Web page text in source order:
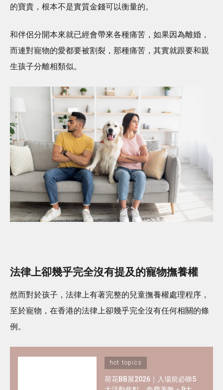
的寶貴，根本不是實質金錢可以衡量的。
和伴侶分開本來就已經會帶來各種痛苦，如果因為離婚，
而連對寵物的愛都要被割裂，那種痛苦，其實就跟要和親
生孩子分離相類似。
法律上卻幾乎完全沒有提及的寵物撫養權
然而對於孩子，法律上有著完整的兒童撫養權處理程序，
至於寵物，在香港的法律上卻幾乎完全沒有任何相關的條
例。
hot topics
荷花BB展2026｜入場前必睇5